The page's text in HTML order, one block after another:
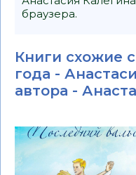
браузера.
Книги схожие
года -
автора -